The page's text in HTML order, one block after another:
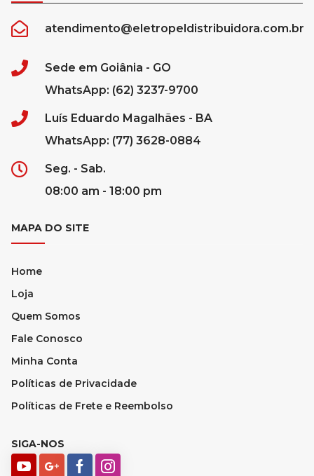
atendimento@eletropeldistribuidora.com.br
Sede em Goiânia - GO
WhatsApp: (62) 3237-9700
Luís Eduardo Magalhães - BA
WhatsApp: (77) 3628-0884
Seg. - Sab.
08:00 am - 18:00 pm
MAPA DO SITE
Home
Loja
Quem Somos
Fale Conosco
Minha Conta
Políticas de Privacidade
Políticas de Frete e Reembolso
SIGA-NOS